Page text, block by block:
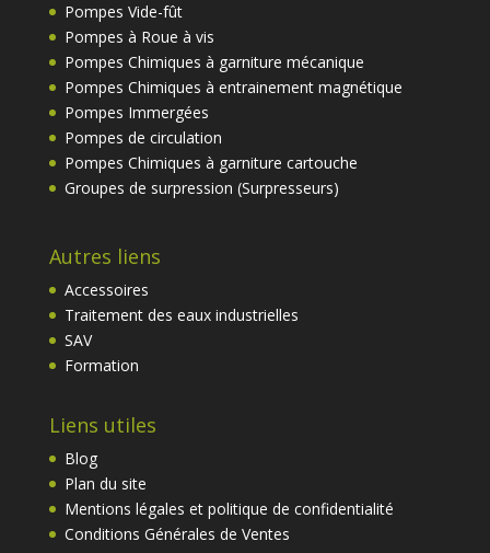
Pompes Vide-fût
Pompes à Roue à vis
Pompes Chimiques à garniture mécanique
Pompes Chimiques à entrainement magnétique
Pompes Immergées
Pompes de circulation
Pompes Chimiques à garniture cartouche
Groupes de surpression (Surpresseurs)
Autres liens
Accessoires
Traitement des eaux industrielles
SAV
Formation
Liens utiles
Blog
Plan du site
Mentions légales et politique de confidentialité
Conditions Générales de Ventes